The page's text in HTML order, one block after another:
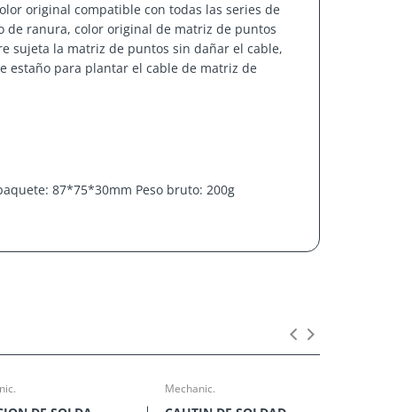
original compatible con todas las series de
de ranura, color original de matriz de puntos
sujeta la matriz de puntos sin dañar el cable,
estaño para plantar el cable de matriz de
87*75*30mm Peso bruto: 200g
Mechanic.